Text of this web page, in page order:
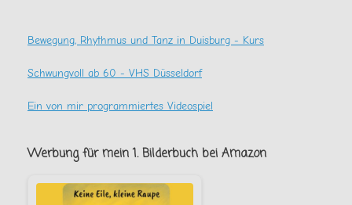
Bewegung, Rhythmus und Tanz in Duisburg - Kurs
Schwungvoll ab 60 - VHS Düsseldorf
Ein von mir programmiertes Videospiel
Werbung für mein 1. Bilderbuch bei Amazon